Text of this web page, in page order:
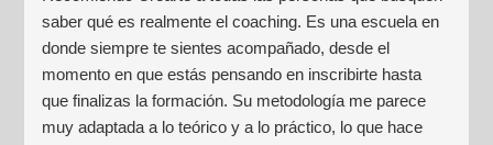
saber qué es realmente el coaching. Es una escuela en
donde siempre te sientes acompañado, desde el
momento en que estás pensando en inscribirte hasta
que finalizas la formación. Su metodología me parece
muy adaptada a lo teórico y a lo práctico, lo que hace